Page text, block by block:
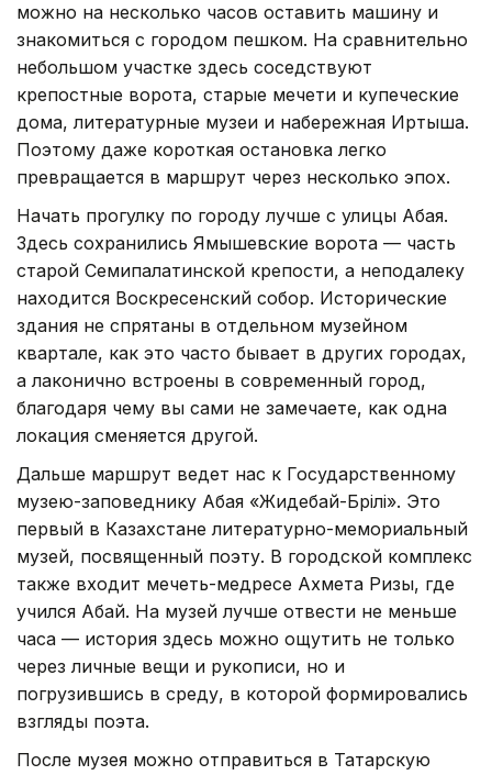
можно на несколько часов оставить машину и
знакомиться с городом пешком. На сравнительно
небольшом участке здесь соседствуют
крепостные ворота, старые мечети и купеческие
дома, литературные музеи и набережная Иртыша.
Поэтому даже короткая остановка легко
превращается в маршрут через несколько эпох.
Начать прогулку по городу лучше с улицы Абая.
Здесь сохранились Ямышевские ворота — часть
старой Семипалатинской крепости, а неподалеку
находится Воскресенский собор. Исторические
здания не спрятаны в отдельном музейном
квартале, как это часто бывает в других городах,
а лаконично встроены в современный город,
благодаря чему вы сами не замечаете, как одна
локация сменяется другой.
Дальше маршрут ведет нас к Государственному
музею-заповеднику Абая «Жидебай-Бөрілі». Это
первый в Казахстане литературно-мемориальный
музей, посвященный поэту. В городской комплекс
также входит мечеть-медресе Ахмета Ризы, где
учился Абай. На музей лучше отвести не меньше
часа — история здесь можно ощутить не только
через личные вещи и рукописи, но и
погрузившись в среду, в которой формировались
взгляды поэта.
После музея можно отправиться в Татарскую